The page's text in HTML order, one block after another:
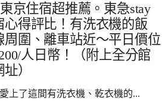
京住宿超推薦。東急stay
心得評比！有洗衣機的飯
周圍、離車站近～平日價位
人日幣！（附上全分館
）
上了這間有洗衣機、乾衣機的...